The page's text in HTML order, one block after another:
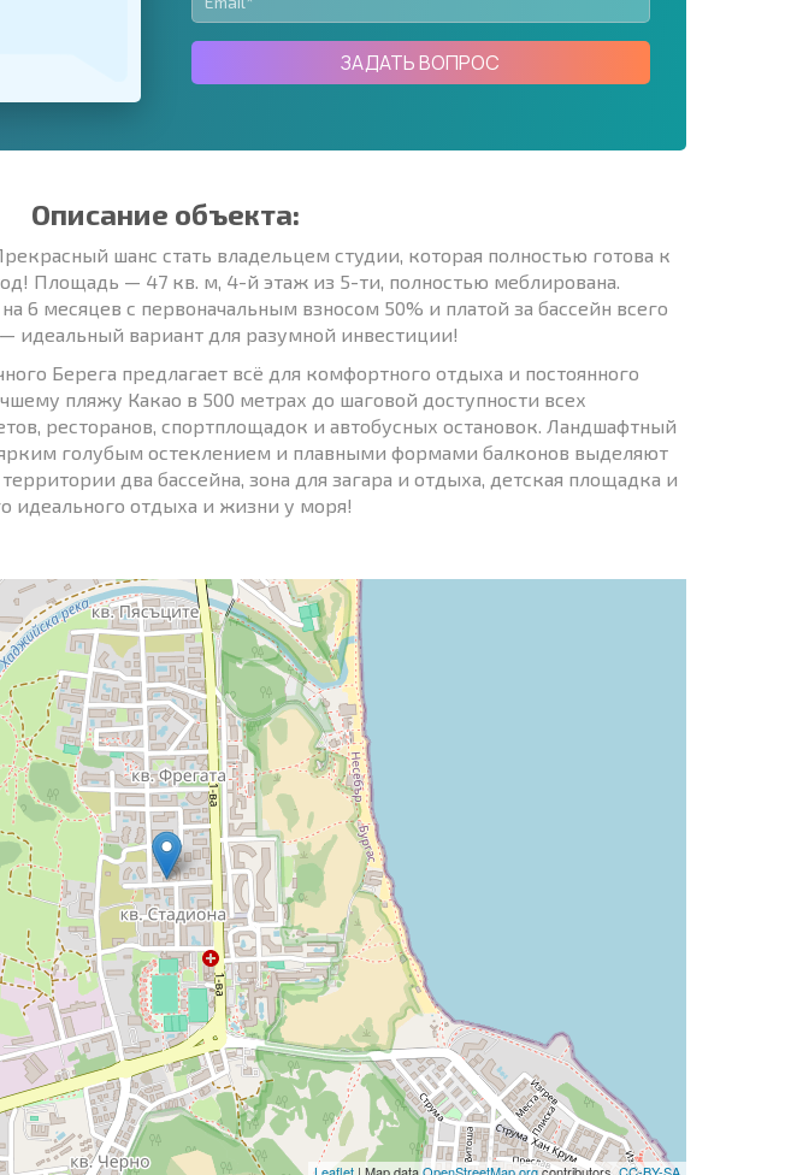
ЗАДАТЬ ВОПРОС
Описание объекта:
шанс стать владельцем студии, которая полностью готова к
Площадь — 47 кв. м, 4-й этаж из 5-ти, полностью меблирована.
6 месяцев с первоначальным взносом 50% и платой за бассейн всего
идеальный вариант для разумной инвестиции!
Берега предлагает всё для комфортного отдыха и постоянного
пляжу Какао в 500 метрах до шаговой доступности всех
ресторанов, спортплощадок и автобусных остановок. Ландшафтный
голубым остеклением и плавными формами балконов выделяют
два бассейна, зона для загара и отдыха, детская площадка и
идеального отдыха и жизни у моря!